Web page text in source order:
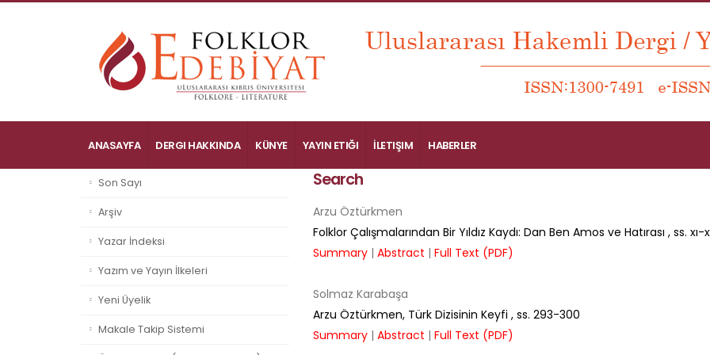
ANASAYFA DERGI HAKKINDA KÜNYE YAYIN ETIĞI İLETIŞIM HABERLER
Son Sayı
Arşiv
Yazar İndeksi
Yazım ve Yayın İlkeleri
Yeni Üyelik
Makale Takip Sistemi
Search
Arzu Öztürkmen
Folklor Çalışmalarından Bir Yıldız Kaydı: Dan Ben Amos ve Hatırası , ss. xı-
Summary| Abstract | Full Text (PDF)
Solmaz Karabaşa
Arzu Öztürkmen, Türk Dizisinin Keyfi , ss. 293-300
Summary| Abstract | Full Text (PDF)